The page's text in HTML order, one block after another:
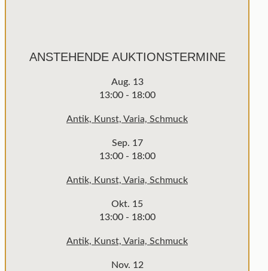
ANSTEHENDE AUKTIONSTERMINE
Aug. 13
13:00- 18:00
Antik, Kunst, Varia, Schmuck
Sep. 17
13:00- 18:00
Antik, Kunst, Varia, Schmuck
Okt. 15
13:00- 18:00
Antik, Kunst, Varia, Schmuck
Nov. 12